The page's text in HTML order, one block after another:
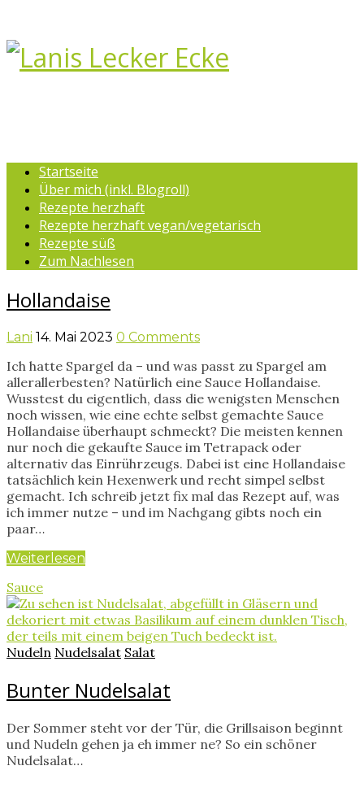
Startseite
Über mich (inkl. Blogroll)
Rezepte herzhaft
Rezepte herzhaft vegan/vegetarisch
Rezepte süß
Zum Nachlesen
Hollandaise
Lani 14. Mai 2023 0 Comments
Ich hatte Spargel da – und was passt zu Spargel am
allerallerbesten? Natürlich eine Sauce Hollandaise.
Wusstest du eigentlich, dass die wenigsten Menschen
noch wissen, wie eine echte selbst gemachte Sauce
Hollandaise überhaupt schmeckt? Die meisten kennen
nur noch die gekaufte Sauce im Tetrapack oder
alternativ das Einrührzeugs. Dabei ist eine Hollandaise
tatsächlich kein Hexenwerk und recht simpel selbst
gemacht. Ich schreib jetzt fix mal das Rezept auf, was
ich immer nutze – und im Nachgang gibts noch ein
paar…
Weiterlesen
Sauce
Nudeln Nudelsalat Salat
Bunter Nudelsalat
Der Sommer steht vor der Tür, die Grillsaison beginnt
und Nudeln gehen ja eh immer ne? So ein schöner
Nudelsalat…